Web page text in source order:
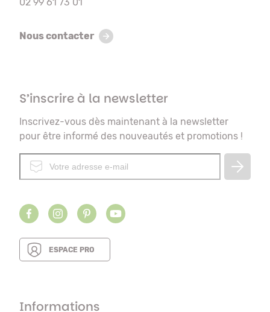
02 99 61 73 01
Nous contacter
S’inscrire à la newsletter
Inscrivez-vous dès maintenant à la newsletter
pour être informé des nouveautés et promotions !
ESPACE PRO
Informations